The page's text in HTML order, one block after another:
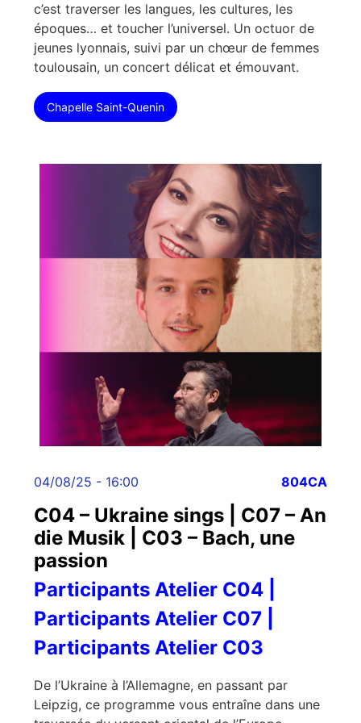
c’est traverser les langues, les cultures, les
époques… et toucher l’universel. Un octuor de
jeunes lyonnais, suivi par un chœur de femmes
toulousain, un concert délicat et émouvant.
Chapelle Saint-Quenin
04/08/25 - 16:00 804CA
C04 – Ukraine sings | C07 – An
die Musik | C03 – Bach, une
passion
Participants Atelier C04 |
Participants Atelier C07 |
Participants Atelier C03
De l’Ukraine à l’Allemagne, en passant par
Leipzig, ce programme vous entraîne dans une